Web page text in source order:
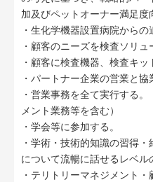
加及びペットオーナー満足度
・生化学機器設置病院からの
・顧客のニーズを検査ソリュ
・顧客に検査機器、検査キッ
・パートナー企業の営業と
・営業事務を全て実行する
メント業務等を含む）
・学会等に参加する。
・学術・技術的知識の習得
について流暢に話せるレベル
・テリトリーマネジメント・